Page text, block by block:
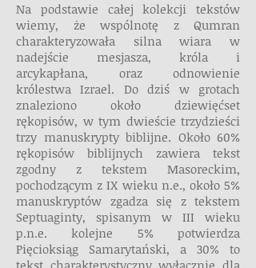
Na podstawie całej kolekcji tekstów
wiemy, że wspólnotę z Qumran
charakteryzowała silna wiara w
nadejście mesjasza, króla i
arcykapłana, oraz odnowienie
królestwa Izrael. Do dziś w grotach
znaleziono około dziewięćset
rękopisów, w tym dwieście trzydzieści
trzy manuskrypty biblijne. Około 60%
rękopisów biblijnych zawiera tekst
zgodny z tekstem Masoreckim,
pochodzącym z IX wieku n.e., około 5%
manuskryptów zgadza się z tekstem
Septuaginty, spisanym w III wieku
p.n.e. kolejne 5% potwierdza
Pięcioksiąg Samarytański, a 30% to
tekst charakterystyczny wyłącznie dla